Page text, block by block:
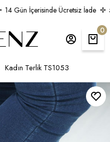
14 Gün İçerisinde Ücretsiz İade
0
Kadın Terlik TS1053